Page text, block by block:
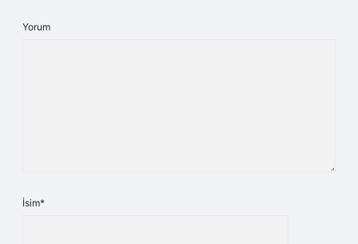
Yorum
İsim*